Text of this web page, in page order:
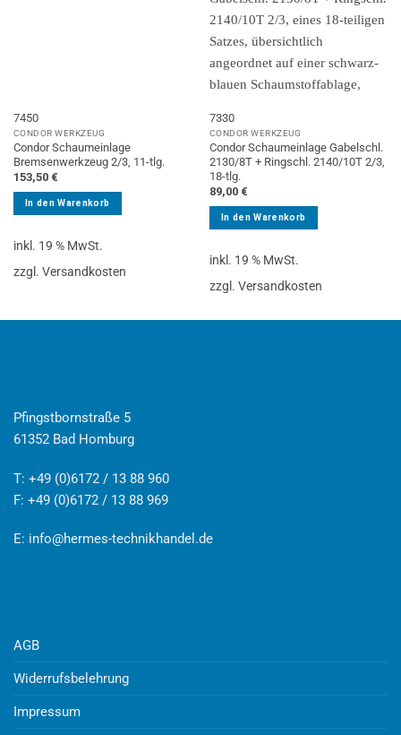
7450
CONDOR WERKZEUG
Condor Schaumeinlage
Bremsenwerkzeug 2/3, 11-tlg.
153,50 €
In den Warenkorb
inkl. 19 % MwSt.
zzgl. Versandkosten
7330
CONDOR WERKZEUG
Condor Schaumeinlage Gabelschl.
2130/8T + Ringschl. 2140/10T 2/3,
18-tlg.
89,00 €
In den Warenkorb
inkl. 19 % MwSt.
zzgl. Versandkosten
Pfingstbornstraße 5
61352 Bad Homburg
T: +49 (0)6172 / 13 88 960
F: +49 (0)6172 / 13 88 969
E: info@hermes-technikhandel.de
AGB
Widerrufsbelehrung
Impressum